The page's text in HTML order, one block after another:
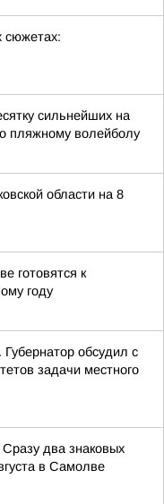
сюжетах:
сильнейших на
пляжному волейболу
области на 8
готовятся к
году
обсудил с
задачи местного
два знаковых
в Самолве